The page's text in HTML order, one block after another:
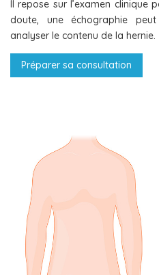
Il repose sur l’examen clinique
doute, une échographie
analyser le contenu de la hernie.
Préparer sa consultation